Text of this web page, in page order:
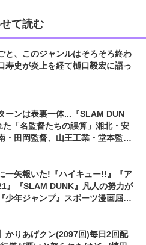
て読む
と、このジャンルはそろそろ終わ
寿史が炎上を経て樋口毅宏に語っ
ーンは表裏一体...『SLAM DUN
た「名監督たちの誤算」湘北・安
・田岡監督、山王工業・堂本監督
一矢報いた!『ハイキュー!!』『ア
』『SLAM DUNK』凡人の努力が
少年ジャンプ』スポーツ漫画屈指
かりあげクン(2097回)毎日2回配